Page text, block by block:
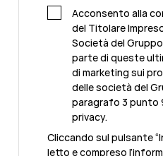
Acconsento alla
del Titolare
Società del
parte di queste
di marketing sui
delle società del
paragrafo 3 punto
privacy.
Cliccando sul pulsante
letto e compreso l’